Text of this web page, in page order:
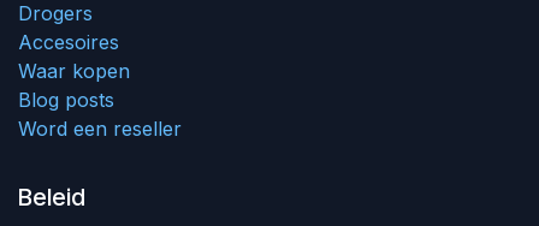
Drogers
Accesoires
Waar kopen
Blog posts
Word een reseller
Beleid